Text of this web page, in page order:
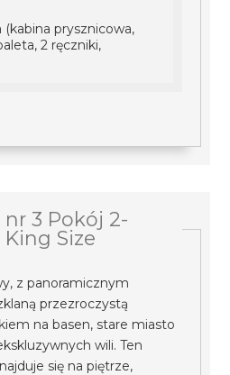
(kabina prysznicowa,
2 ręczniki,
3 Pokój 2-
Size
z panoramicznym
przezroczystą
na basen, stare miasto
wili. Ten
się na piętrze,